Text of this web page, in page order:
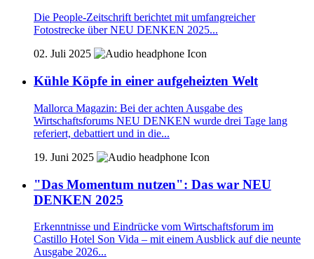
Die People-Zeitschrift berichtet mit umfangreicher
Fotostrecke über NEU DENKEN 2025...
02. Juli 2025
Kühle Köpfe in einer aufgeheizten Welt
Mallorca Magazin: Bei der achten Ausgabe des
Wirtschaftsforums NEU DENKEN wurde drei Tage lang
referiert, debattiert und in die...
19. Juni 2025
"Das Momentum nutzen": Das war NEU
DENKEN 2025
Erkenntnisse und Eindrücke vom Wirtschaftsforum im
Castillo Hotel Son Vida – mit einem Ausblick auf die neunte
Ausgabe 2026...